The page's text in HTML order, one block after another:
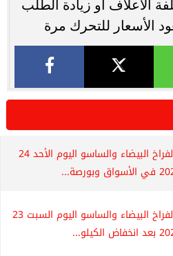
الأعلاف أو زيادة الطلب
الأسعار للتحرك مرة
أسعار الفراخ البيضاء والساسو اليوم الأحد 24
أسعار الفراخ البيضاء والساسو اليوم السبت 23